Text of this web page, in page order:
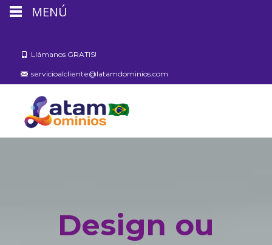
Llámanos GRATIS!
servicioalcliente@latamdominios.com
Design ou
MENÚ